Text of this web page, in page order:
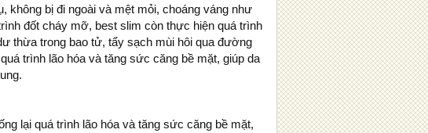
không bị đi ngoài và mệt mỏi, choáng váng như
đốt cháy mỡ, best slim còn thực hiện quá trình
thừa trong bao tử, tẩy sạch mùi hôi qua đường
trình lão hóa và tăng sức căng bề mặt, giúp da
lại quá trình lão hóa và tăng sức căng bề mặt,